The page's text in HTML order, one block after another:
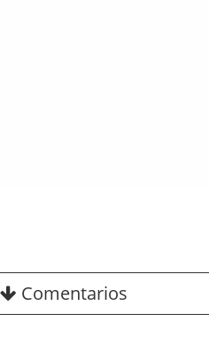
Comentarios